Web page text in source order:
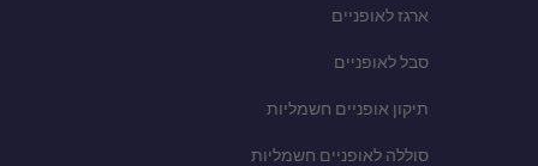
ארגז לאופניים
סבל לאופניים
תיקון אופניים חשמליות
סוללה לאופניים חשמליות